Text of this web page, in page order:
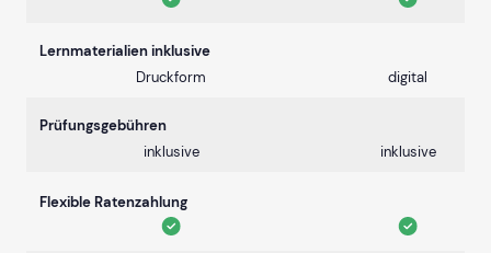
Lernmaterialien inklusive
Druckform
digital
Prüfungsgebühren
inklusive
inklusive
Flexible Ratenzahlung